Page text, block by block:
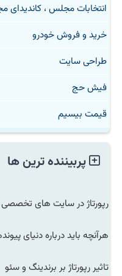
انتخابات مجلس ، کاندیدای
خرید و فروش خودرو
طراحی سایت
فیش حج
قیمت بیسیم
پربیننده ترین ها
رپورتاژ در سایت های تخصصی
هرآنچه باید درباره دنیای
تاثیر رپورتاژ بر برندینگ و سئو